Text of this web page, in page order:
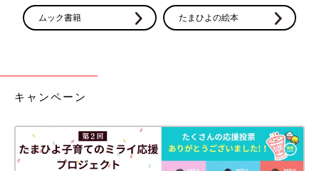
ムック書籍 たまひよの絵本
キャンペーン